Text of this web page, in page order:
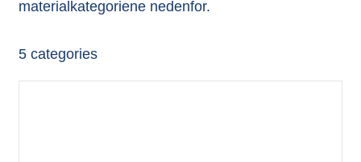
materialkategoriene nedenfor.
5categories